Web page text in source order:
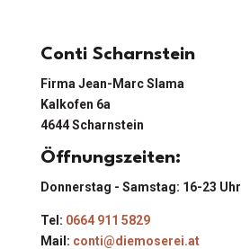
Conti Scharnstein
Firma Jean-Marc Slama
Kalkofen 6a
4644 Scharnstein
Öffnungszeiten:
Donnerstag - Samstag: 16-23 Uhr
Tel: 0664 911 5829
Mail: conti@diemoserei.at